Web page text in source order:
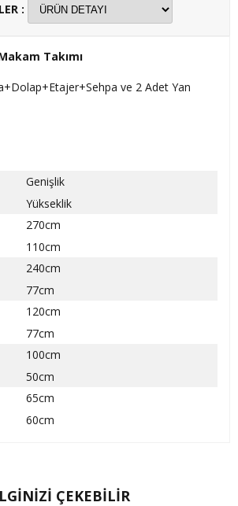
:
Takımı
ve 2 Adet Yan
Genişlik
Yükseklik
270cm
110cm
240cm
77cm
120cm
77cm
100cm
50cm
65cm
60cm
ÇEKEBİLİR